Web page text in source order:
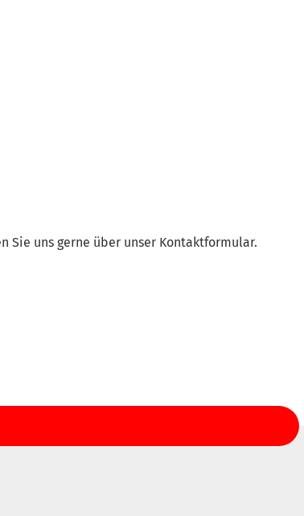
Sie uns gerne über unser Kontaktformular.